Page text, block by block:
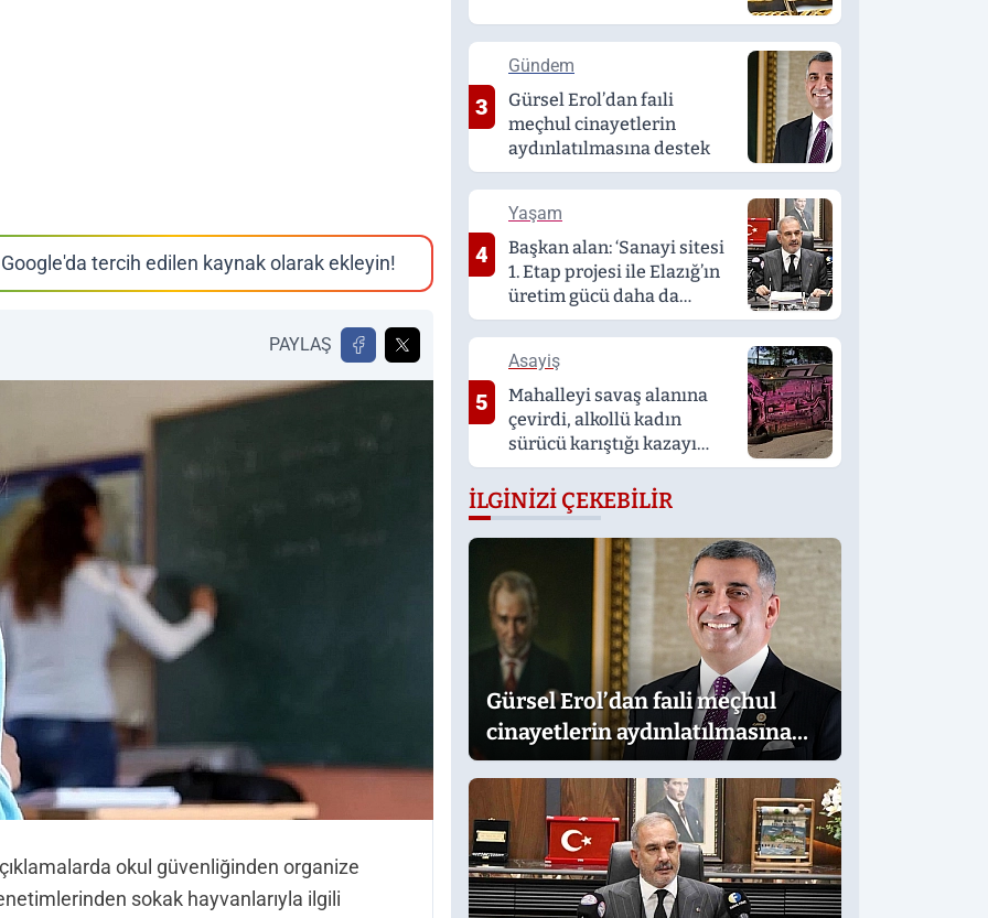
Google'da tercih edilen kaynak olarak ekleyin!
PAYLAŞ
okul güvenliğinden organize
sokak hayvanlarıyla ilgili
3
Gündem
Gürsel Erol’dan faıli
meçhul cinayetlerin
aydınlatılmasına destek
4
Yaşam
Başkan alan: ‘Sanayi sitesi
1. Etap projesi ile Elazığ’ın
üretim gücü daha da
artacak’
5
Asayiş
Mahalleyi savaş alanına
çevirdi, alkollü kadın
sürücü karıştığı kazayı
unuttu
İLGINIZI ÇEKEBILIR
Gürsel Erol’dan faıli meçhul
cinayetlerin aydınlatılmasına
destek